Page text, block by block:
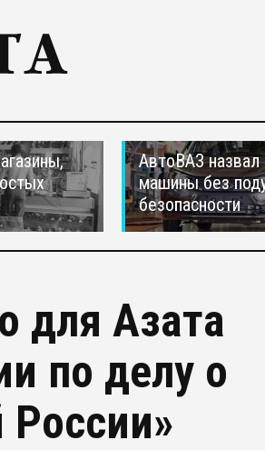
АвтоВАЗ
машины без
безопасности
для Азата
по делу о